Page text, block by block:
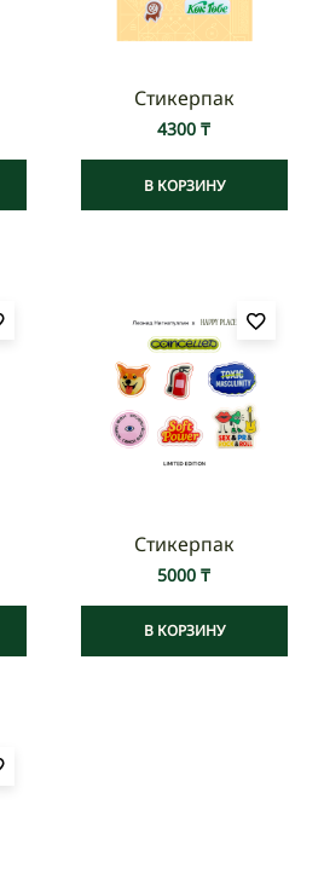
Стикерпак
4300₸
В КОРЗИНУ
Стикерпак
5000₸
В КОРЗИНУ